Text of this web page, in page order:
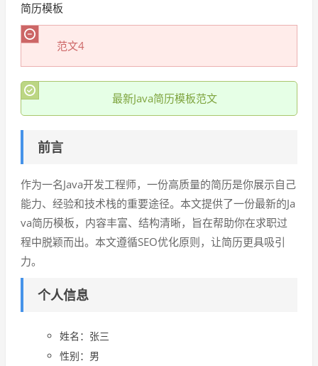
简历模板
范文4
最新Java简历模板范文
前言
作为一名Java开发工程师，一份高质量的简历是你展示自己
能力、经验和技术栈的重要途径。本文提供了一份最新的Ja
va简历模板，内容丰富、结构清晰，旨在帮助你在求职过
程中脱颖而出。本文遵循SEO优化原则，让简历更具吸引
力。
个人信息
姓名：张三
性别：男